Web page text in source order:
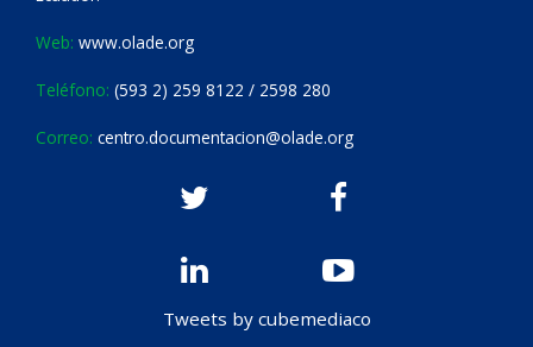
Web: www.olade.org
Teléfono: (593 2) 259 8122 / 2598 280
Correo: centro.documentacion@olade.org
Tweets by cubemediaco